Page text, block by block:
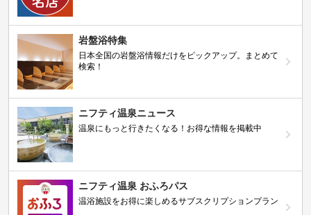
岩盤浴特集
日本全国の岩盤浴情報だけをピックアップ。まとめて
検索！
ニフティ温泉ニュース
温泉にもっと行きたくなる！お得な情報を掲載中
ニフティ温泉 おふろパス
温浴施設をお得に楽しめるサブスクリプションプラン